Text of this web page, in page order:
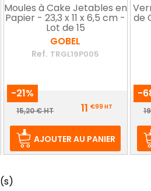
Moules à Cake Jetables en
Papier - 23,3 x 11 x 6,5 cm -
Lot de 15
GOBEL
Ref. TRGL19P005
-21%
Prix
Prix
base
15,20 € HT 11€99 HT
AJOUTER AU PANIER
de
-
Prix